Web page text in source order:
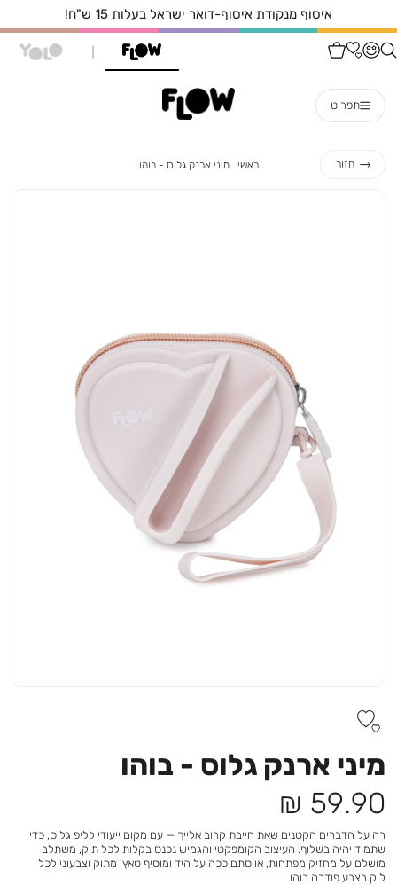
איסוף מנקודת איסוף-דואר ישראל בעלות 15 ש"ח!
תפריט
חזור ראשי ראשי
מיני ארנק גלוס - בוהו
מיני ארנק גלוס - בוהו
מחיר
מוצר
59.90 ₪
רה על הדברים הקטנים שאת חייבת קרוב אלייך — עם מקום ייעודי לליפ גלוס, כדי
שתמיד יהיה בשלוף. העיצוב הקומפקטי והגמיש נכנס בקלות לכל תיק, משתלב
מושלם על מחזיק מפתחות, או סתם ככה על היד ומוסיף טאץ' מתוק וצבעוני לכל
לוק.בצבע פודרה בוהו